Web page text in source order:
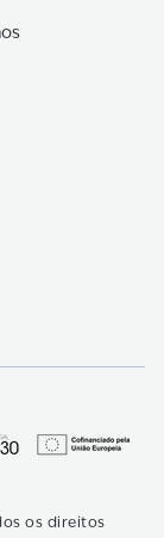
os direitos